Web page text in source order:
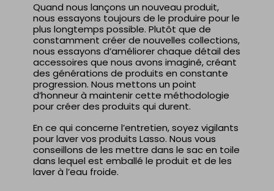
Quand nous lançons un nouveau produit,
nous essayons toujours de le produire pour le
plus longtemps possible. Plutôt que de
constamment créer de nouvelles collections,
nous essayons d’améliorer chaque détail des
accessoires que nous avons imaginé, créant
des générations de produits en constante
progression. Nous mettons un point
d’honneur à maintenir cette méthodologie
pour créer des produits qui durent.
En ce qui concerne l’entretien, soyez vigilants
pour laver vos produits Lasso. Nous vous
conseillons de les mettre dans le sac en toile
dans lequel est emballé le produit et de les
laver à l’eau froide.